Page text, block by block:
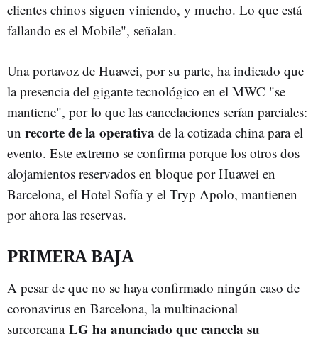
clientes chinos siguen viniendo, y mucho. Lo que está
fallando es el Mobile", señalan.
Una portavoz de Huawei, por su parte, ha indicado que
la presencia del gigante tecnológico en el MWC "se
mantiene", por lo que las cancelaciones serían parciales:
un recorte de la operativa de la cotizada china para el
evento. Este extremo se confirma porque los otros dos
alojamientos reservados en bloque por Huawei en
Barcelona, el Hotel Sofía y el Tryp Apolo, mantienen
por ahora las reservas.
PRIMERA BAJA
A pesar de que no se haya confirmado ningún caso de
coronavirus en Barcelona, la multinacional
surcoreana LG ha anunciado que cancela su